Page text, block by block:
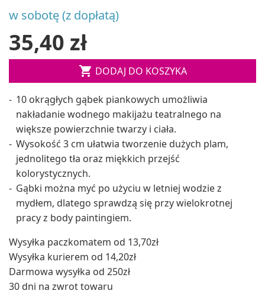
w sobotę (z dopłatą)
35,40 zł
 DODAJ DO KOSZYKA
10 okrągłych gąbek piankowych umożliwia
nakładanie wodnego makijażu teatralnego na
większe powierzchnie twarzy i ciała.
Wysokość 3 cm ułatwia tworzenie dużych plam,
jednolitego tła oraz miękkich przejść
kolorystycznych.
Gąbki można myć po użyciu w letniej wodzie z
mydłem, dlatego sprawdzą się przy wielokrotnej
pracy z body paintingiem.
Wysyłka paczkomatem od 13,70zł
Wysyłka kurierem od 14,20zł
Darmowa wysyłka od 250zł
30 dni na zwrot towaru